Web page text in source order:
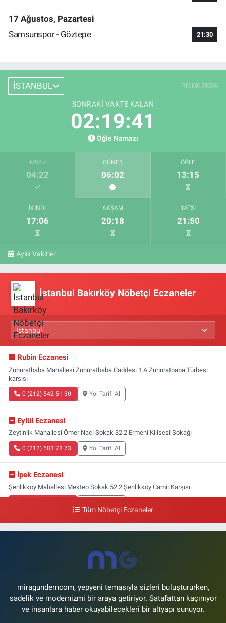
17 Ağustos, Pazartesi
Samsunspor - Göztepe
21:30
İSTANBUL 10.08.2026
SONRAKI VAKTE KALAN
02:19:40
Öğle Namazı
İMSAK
04:22
GÜNEŞ
06:02
ÖĞLE
13:15
İKINDI
17:06
AKŞAM
20:18
YATSI
21:50
Aylık Vakitler
İstanbul Bakırköy Nöbetçi Eczaneler
Rubin Eczanesi
Zuhuratbaba Mahallesi Zuhuratbaba Caddesi 1 A Zuhuratbaba Türbesi
karşısı
0 (212) 542 51 30 Yol Tarifi Al
Eylül Eczanesi
Zeytinlik Mahallesi Ömer Naci Sokak 32 2 Ermeni Kilisesi Sokağı
0 (212) 583 78 73 Yol Tarifi Al
İpek Eczanesi
Şenlikköy Mahallesi Mektep Sokak 52 2 Şenlikköy Camii Karşısı
Gün Eczanesi
Yol Tarifi Al
Tüm Nöbetçi Eczaneler
miragundemcom, yepyeni temasıyla sizleri buluştururken,
sadelik ve modernizmi bir araya getiriyor. Şatafattan kaçınıyor
ve insanlara haber okuyabilecekleri bir altyapı sunuyor.